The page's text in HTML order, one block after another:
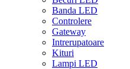
Banda LED
Controlere
Gateway
Intrerupatoare
Kituri
Lampi LED